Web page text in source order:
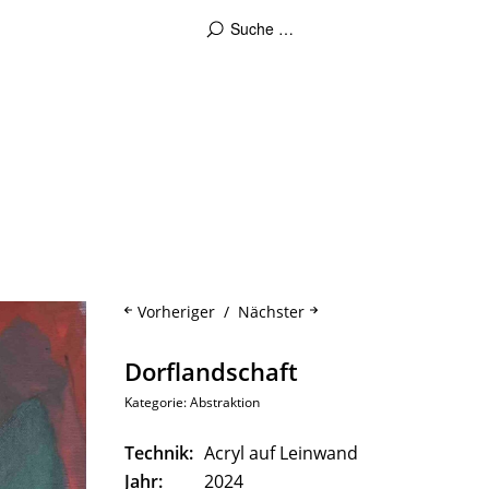
Nächster
Vorheriger
Dorflandschaft
Kategorie:Abstraktion
Technik: Acryl auf Leinwand
Jahr:
2024